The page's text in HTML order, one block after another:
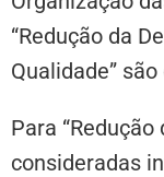
“Redução da
Qualidade”
Para
consideradas